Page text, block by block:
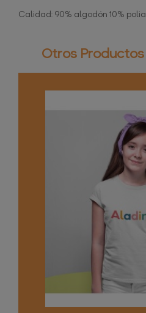
Calidad: 90% algodón 10%
Otros